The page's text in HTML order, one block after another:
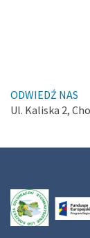
ODWIEDŹ NAS
Ul. Kaliska 2,